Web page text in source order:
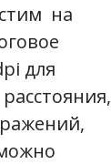
на
для